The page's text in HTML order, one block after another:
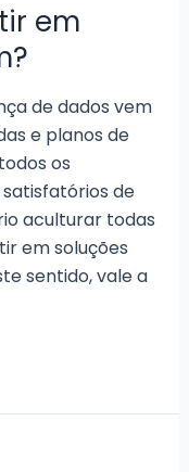
em
de dados vem
e planos de
os
de
aculturar todas
em soluções
sentido, vale a